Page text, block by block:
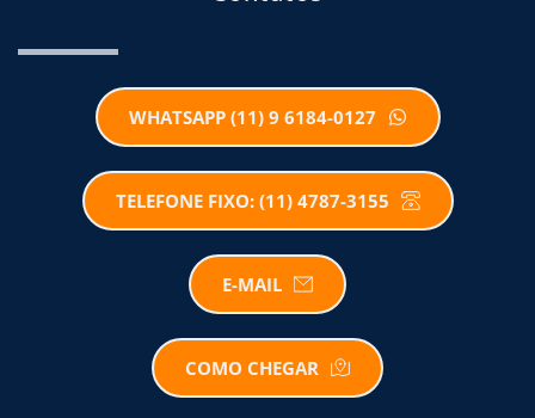
WHATSAPP (11) 9 6184-0127
TELEFONE FIXO: (11) 4787-3155
E-MAIL
COMO CHEGAR